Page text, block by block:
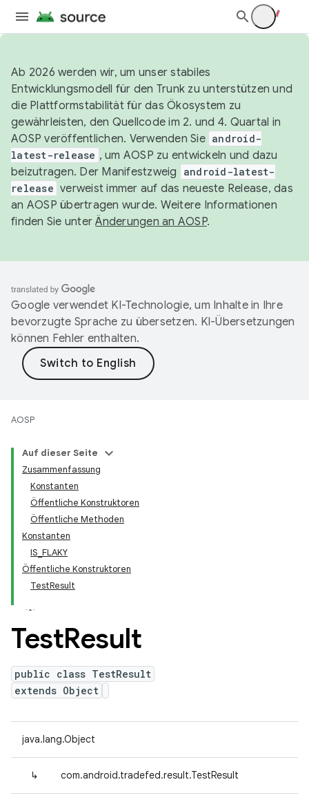
Ab 2026 werden wir, um unser stabiles
Entwicklungsmodell für den Trunk zu unterstützen und
die Plattformstabilität für das Ökosystem zu
gewährleisten, den Quellcode im 2. und 4. Quartal in
AOSP veröffentlichen. Verwenden Sie android-
latest-release , um AOSP zu entwickeln und dazu
beizutragen. Der Manifestzweig
android-latest-
release verweist immer auf das neueste Release, das
an AOSP übertragen wurde. Weitere Informationen
finden Sie unterÄnderungen an AOSP.
Google verwendet KI-Technologie, um Inhalte in Ihre
bevorzugte Sprache zu übersetzen. KI-Übersetzungen
können Fehler enthalten.
AOSP
Auf dieser Seite
Zusammenfassung
Konstanten
Öffentliche Konstruktoren
Öffentliche Methoden
Konstanten
IS_FLAKY
Öffentliche Konstruktoren
TestResult
TestResult
public class TestResult
extends Object
java.lang.Object
↳ com.android.tradefed.result.TestResult